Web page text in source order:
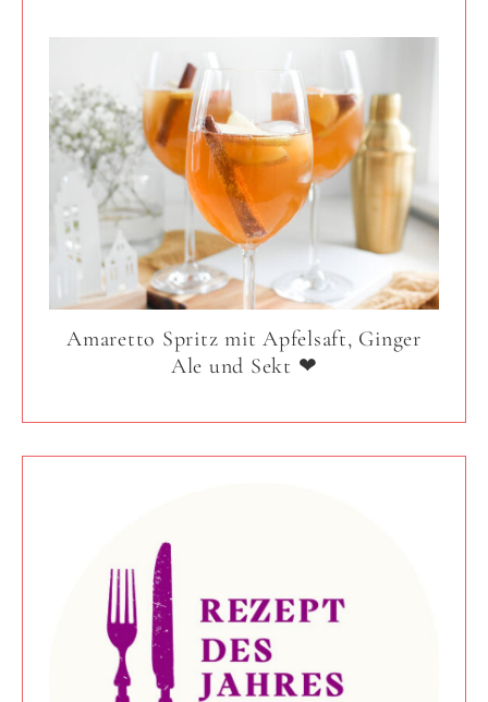
Amaretto Spritz mit Apfelsaft, Ginger
Ale und Sekt ❤